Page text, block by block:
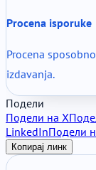
Procena isporuke
Procena
izdavanja.
Подели
Подели на X
LinkedInПодели
Копирај линк